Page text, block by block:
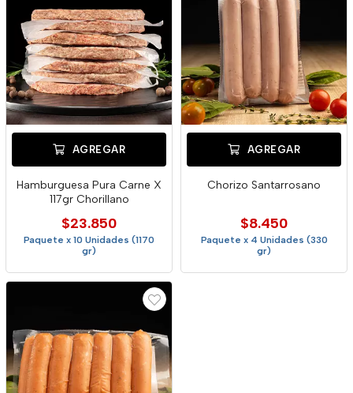
AGREGAR
Hamburguesa Pura Carne X
117gr Chorillano
$23.850
Paquete x 10 Unidades (1170
gr)
AGREGAR
Chorizo Santarrosano
$8.450
Paquete x 4 Unidades (330
gr)